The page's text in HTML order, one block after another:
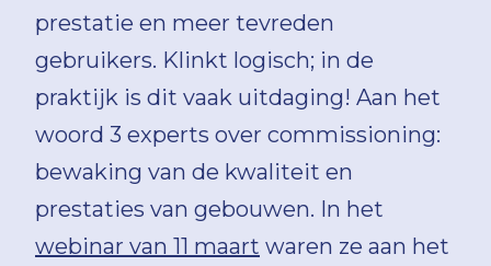
prestatie en meer tevreden
gebruikers. Klinkt logisch; in de
praktijk is dit vaak uitdaging! Aan het
woord 3 experts over commissioning:
bewaking van de kwaliteit en
prestaties van gebouwen. In het
webinar van 11 maart waren ze aan het